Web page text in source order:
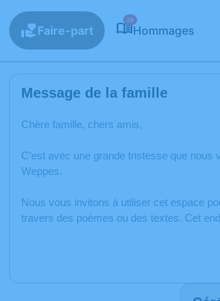
Faire-part
28
Hommages
Message de la famille
Chère famille, chers amis,
C’est avec une grande tristesse que
Weppes.
Nous vous invitons à utiliser cet espace
travers des poèmes ou des textes. Cet